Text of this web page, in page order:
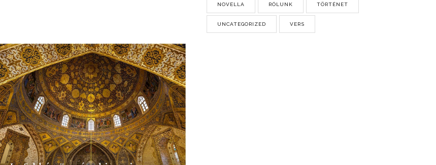
NOVELLA RÓLUNK TÖRTÉNET
UNCATEGORIZED VERS